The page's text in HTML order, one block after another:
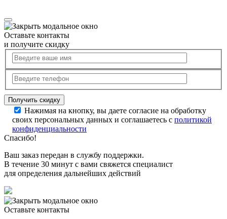
Оставьте контакты
и получите скидку
Нажимая на кнопку, вы даете согласие на обработку
своих персональных данных и соглашаетесь с политикой
конфиденциальности
Спасибо!
Ваш заказ передан в службу поддержки.
В течение 30 минут с вами свяжется специалист
для определения дальнейших действий
Оставьте контакты